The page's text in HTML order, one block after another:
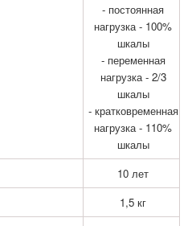
- постоянная
нагрузка - 100%
шкалы
- переменная
нагрузка - 2/3
шкалы
- кратковременная
нагрузка - 110%
шкалы
10 лет
1,5 кг